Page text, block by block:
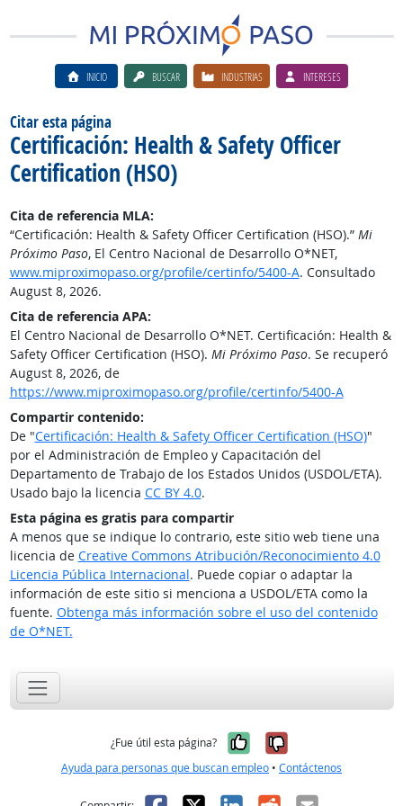
INICIO BUSCAR INDUSTRIAS INTERESES
Citar esta página
Certificación: Health & Safety Officer
Certification (HSO)
Cita de referencia MLA:
“Certificación: Health & Safety Officer Certification (HSO).” Mi
Próximo Paso, El Centro Nacional de Desarrollo O*NET,
www.miproximopaso.org/profile/certinfo/5400-A. Consultado
August 8, 2026.
Cita de referencia APA:
El Centro Nacional de Desarrollo O*NET. Certificación: Health &
Safety Officer Certification (HSO). Mi Próximo Paso. Se recuperó
August 8, 2026, de
https://www.miproximopaso.org/profile/certinfo/5400-A
Compartir contenido:
De "Certificación: Health & Safety Officer Certification (HSO)"
por el Administración de Empleo y Capacitación del
Departamento de Trabajo de los Estados Unidos (USDOL/ETA).
Usado bajo la licencia CC BY 4.0.
Esta página es gratis para compartir
A menos que se indique lo contrario, este sitio web tiene una
licencia de Creative Commons Atribución/Reconocimiento 4.0
Licencia Pública Internacional. Puede copiar o adaptar la
información de este sitio si menciona a USDOL/ETA como la
fuente. Obtenga más información sobre el uso del contenido
de O*NET.
¿Fue útil esta página? Sí, fue útil
No, no fue
Ayuda para personas que buscan empleo • Contáctenos